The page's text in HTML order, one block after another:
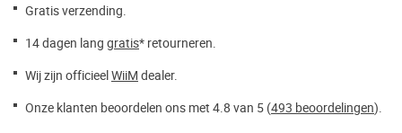
Gratis verzending.
14 dagen lang gratis* retourneren.
Wij zijn officieelWiiM dealer.
Onze klanten beoordelen ons met 4.8 van 5 (493 beoordelingen).